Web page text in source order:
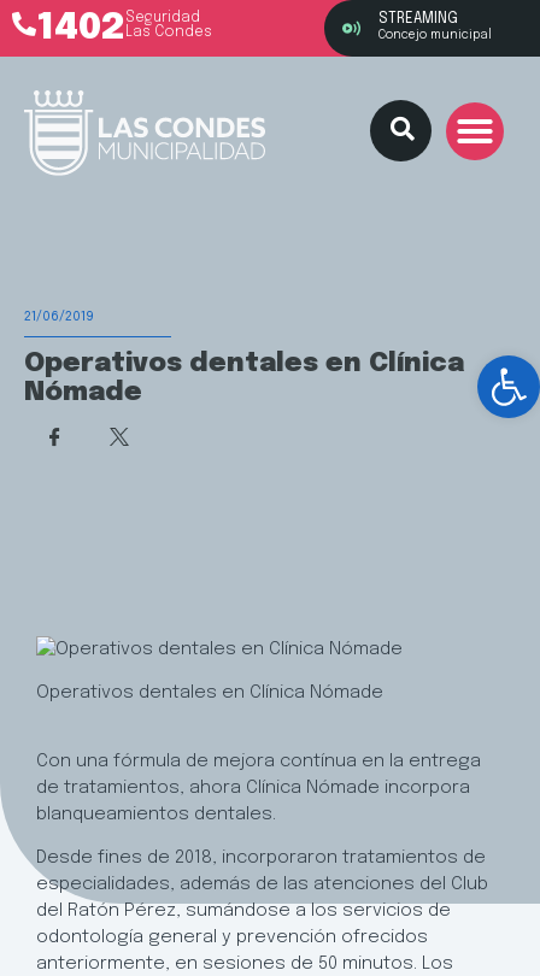
1402 Seguridad
Las Condes
STREAMING
Concejo municipal
21/06/2019
Operativos dentales en Clínica
Nómade
Operativos dentales en Clínica Nómade
Con una fórmula de mejora contínua en la entrega
de tratamientos, ahora Clínica Nómade incorpora
blanqueamientos dentales.
Desde fines de 2018, incorporaron tratamientos de
especialidades, además de las atenciones del Club
del Ratón Pérez, sumándose a los servicios de
odontología general y prevención ofrecidos
anteriormente, en sesiones de 50 minutos. Los